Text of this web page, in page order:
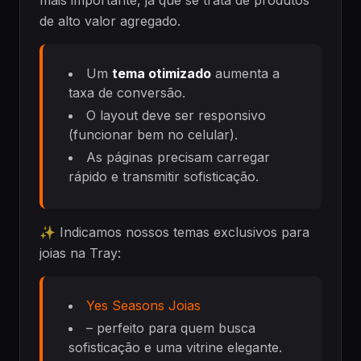
de alto valor agregado.
Um tema otimizado aumenta a
taxa de conversão.
O layout deve ser responsivo
(funcionar bem no celular).
As páginas precisam carregar
rápido e transmitir sofisticação.
✨ Indicamos nossos temas exclusivos para
joias na Tray:
Yes Seasons Joias
– perfeito para quem busca
sofisticação e uma vitrine elegante.